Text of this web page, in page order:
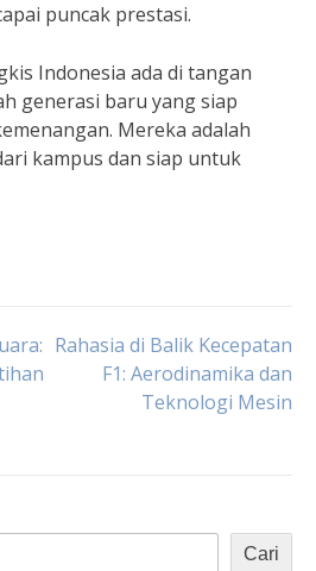
puncak prestasi.
Indonesia ada di tangan
generasi baru yang siap
Mereka adalah
kampus dan siap untuk
Rahasia di Balik Kecepatan
F1: Aerodinamika dan
Teknologi Mesin
Cari